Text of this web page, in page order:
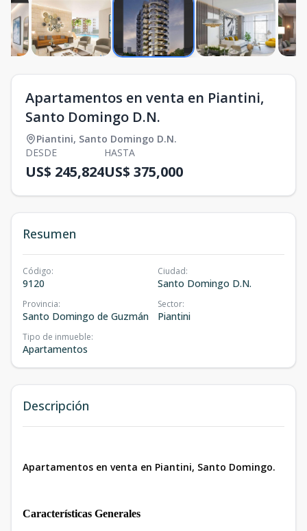
Apartamentos en venta en Piantini,
Santo Domingo D.N.
Piantini, Santo Domingo D.N.
DESDE
US$ 245,824
HASTA
US$ 375,000
Resumen
Código:
9120
Ciudad:
Santo Domingo D.N.
Provincia:
Santo Domingo de Guzmán
Sector:
Piantini
Tipo de inmueble:
Apartamentos
Descripción
Apartamentos en venta en Piantini, Santo Domingo.
Características Generales